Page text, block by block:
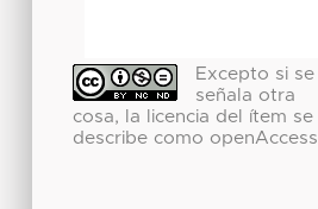
Excepto si se
señala otra
cosa, la licencia del ítem se
describe como openAccess